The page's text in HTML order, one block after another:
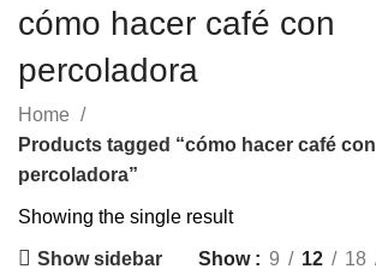
cómo hacer café con
percoladora
Home
Products tagged “cómo hacer café con
percoladora”
Showing the single result
Show sidebar Show 9 12 18